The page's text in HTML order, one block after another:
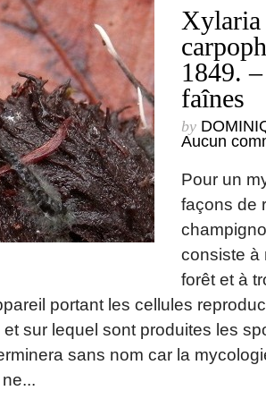
Xylaria
1849.
faînes
by
Aucun
Pour un
façons de
consiste à
forêt et à
portant les cellules
sur lequel sont produites les
sans nom car la